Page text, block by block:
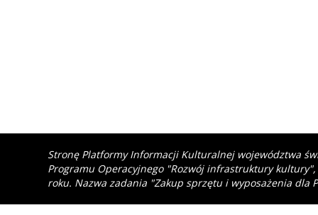
Stronę Platformy Informacji Kulturalnej województwa
Programu Operacyjnego "Rozwój infrastruktury
roku. Nazwa zadania "Zakup sprzętu i wyposażenia